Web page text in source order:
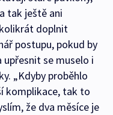
tak ještě ani
doplnit
postupu, pokud by
upřesnit se muselo i
„Kdyby proběhlo
komplikace, tak to
že dva měsíce je